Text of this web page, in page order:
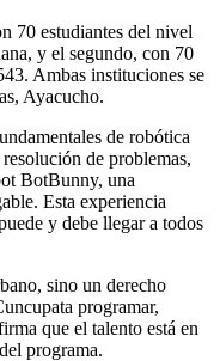
70 estudiantes del nivel
y el segundo, con 70
Ambas instituciones se
Ayacucho.
de robótica
de problemas,
BotBunny, una
Esta experiencia
y debe llegar a todos
sino un derecho
programar,
que el talento está en
programa.